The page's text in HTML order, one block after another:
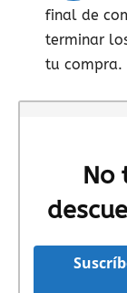
final de
terminar
tu compra.
No